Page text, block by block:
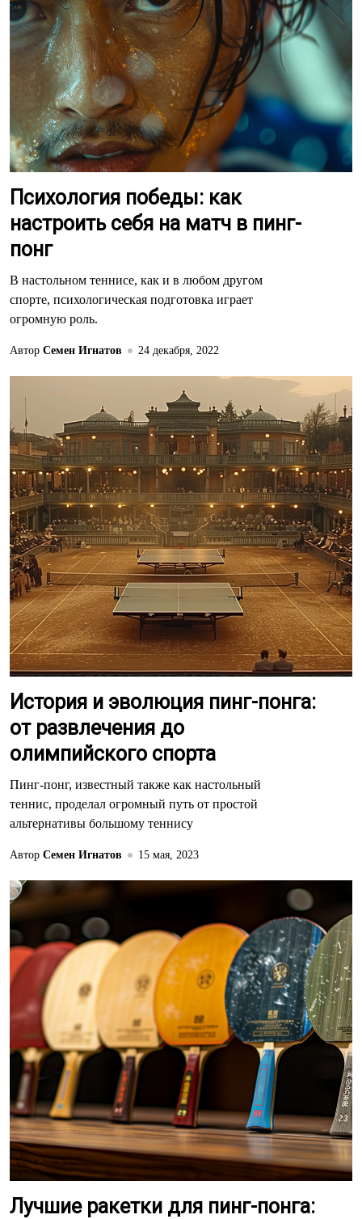
Психология победы: как
настроить себя на матч в пинг-
понг
В настольном теннисе, как и в любом другом
спорте, психологическая подготовка играет
огромную роль.
Автор Семен Игнатов 24 декабря, 2022
История и эволюция пинг-понга:
от развлечения до
олимпийского спорта
Пинг-понг, известный также как настольный
теннис, проделал огромный путь от простой
альтернативы большому теннису
Автор Семен Игнатов 15 мая, 2023
Лучшие ракетки для пинг-понга: